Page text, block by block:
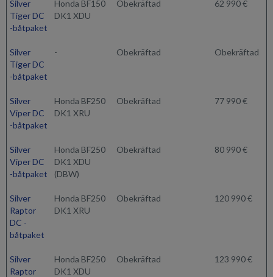
Silver
Tiger DC
-båtpaket
Honda BF150
DK1 XDU
Obekräftad 62 990 €
Silver
Tiger DC
-båtpaket
- Obekräftad Obekräftad
Silver
Viper DC
-båtpaket
Honda BF250
DK1 XRU
Obekräftad 77 990 €
Silver
Viper DC
-båtpaket
Honda BF250
DK1 XDU
(DBW)
Obekräftad 80 990 €
Silver
Raptor
DC -
båtpaket
Honda BF250
DK1 XRU
Obekräftad 120 990 €
Silver
Raptor
Honda BF250
DK1 XDU
Obekräftad 123 990 €